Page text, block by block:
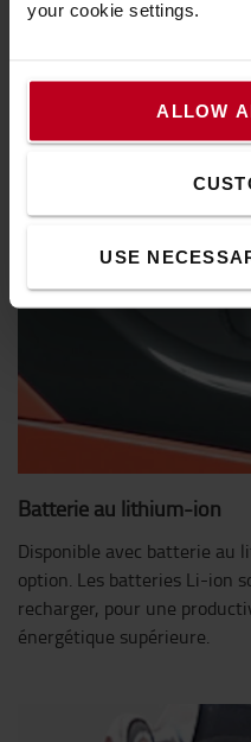
your cookie settings.
ALLOW
USE
Batterie au lithium-ion
Disponible avec batterie au
option. Les batteries Li-ion
recharger, pour une
énergétique supérieure.